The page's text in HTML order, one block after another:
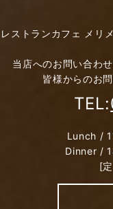
レストランカフェ メリ
当店へのお問い合わ
皆様からのお
TEL:
Lunch /
Dinner /
[